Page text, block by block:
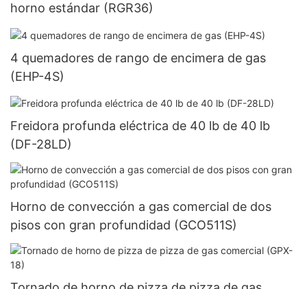
horno estándar (RGR36)
4 quemadores de rango de encimera de gas
(EHP-4S)
Freidora profunda eléctrica de 40 lb de 40 lb
(DF-28LD)
Horno de convección a gas comercial de dos
pisos con gran profundidad (GCO511S)